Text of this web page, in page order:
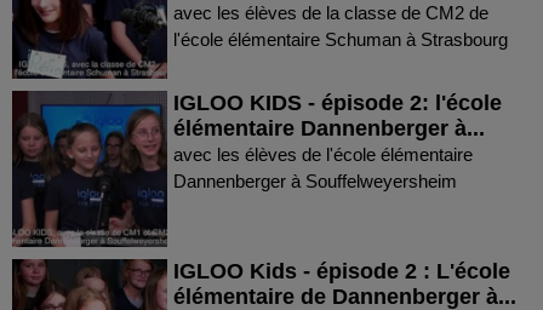
avec les élèves de la classe de CM2 de
l'école élémentaire Schuman à Strasbourg
IGLOO KIDS - épisode 2: l'école
élémentaire Dannenberger à...
avec les élèves de l'école élémentaire
Dannenberger à Souffelweyersheim
IGLOO Kids - épisode 2 : L'école
élémentaire de Dannenberger à...